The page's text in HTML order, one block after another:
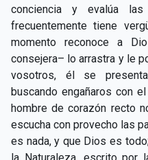
conciencia y evalúa
frecuentemente tiene
momento reconoce a
consejera– lo arrastra y le
vosotros, él se
buscando engañaros con
hombre de corazón recto
escucha con provecho las
es nada, y que Dios es